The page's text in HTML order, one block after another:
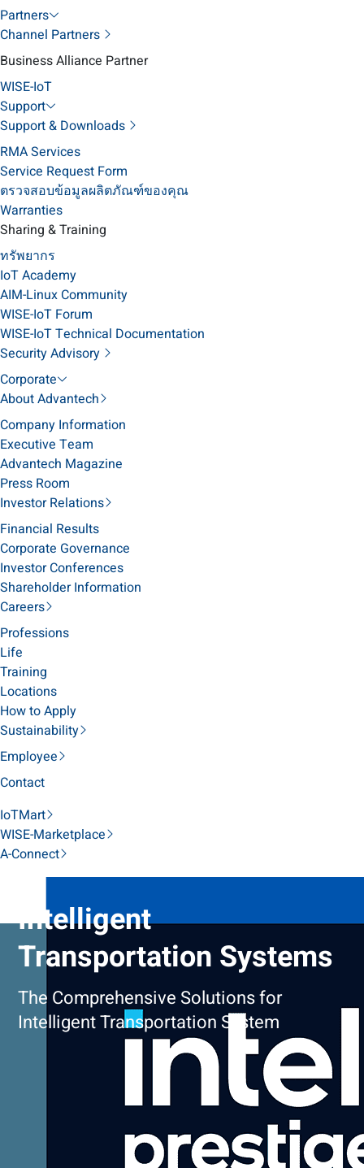
Partners
Channel Partners
Business Alliance Partner
WISE-IoT
Support
Support & Downloads
RMA Services
Service Request Form
ตรวจสอบข้อมูลผลิตภัณฑ์ของคุณ
Warranties
Sharing & Training
ทรัพยากร
IoT Academy
AIM-Linux Community
WISE-IoT Forum
WISE-IoT Technical Documentation
Security Advisory
Corporate
About Advantech
Company Information
Executive Team
Advantech Magazine
Press Room
Investor Relations
Financial Results
Corporate Governance
Investor Conferences
Shareholder Information
Careers
Professions
Life
Training
Locations
How to Apply
Sustainability
Employee
Contact
IoTMart
WISE-Marketplace
A-Connect
Intelligent
Transportation Systems
The Comprehensive Solutions for
Intelligent Transportation System